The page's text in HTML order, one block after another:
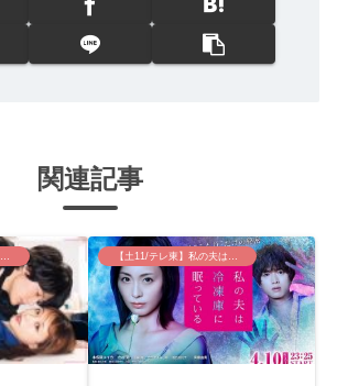
関連記事
【水深夜/テレ東】つまり好きって言いたいんだけど、 【土11/テレ東】私の夫は冷凍庫に眠っている